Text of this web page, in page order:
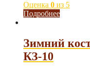
Оценка 0 из 5
Подробнее
Зимний
КЗ-10